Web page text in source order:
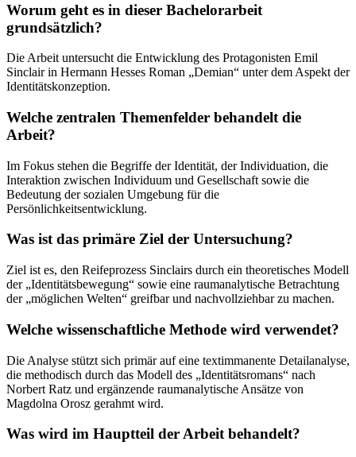
Worum geht es in dieser Bachelorarbeit
grundsätzlich?
Die Arbeit untersucht die Entwicklung des Protagonisten Emil
Sinclair in Hermann Hesses Roman „Demian“ unter dem Aspekt der
Identitätskonzeption.
Welche zentralen Themenfelder behandelt die
Arbeit?
Im Fokus stehen die Begriffe der Identität, der Individuation, die
Interaktion zwischen Individuum und Gesellschaft sowie die
Bedeutung der sozialen Umgebung für die
Persönlichkeitsentwicklung.
Was ist das primäre Ziel der Untersuchung?
Ziel ist es, den Reifeprozess Sinclairs durch ein theoretisches Modell
der „Identitätsbewegung“ sowie eine raumanalytische Betrachtung
der „möglichen Welten“ greifbar und nachvollziehbar zu machen.
Welche wissenschaftliche Methode wird verwendet?
Die Analyse stützt sich primär auf eine textimmanente Detailanalyse,
die methodisch durch das Modell des „Identitätsromans“ nach
Norbert Ratz und ergänzende raumanalytische Ansätze von
Magdolna Orosz gerahmt wird.
Was wird im Hauptteil der Arbeit behandelt?